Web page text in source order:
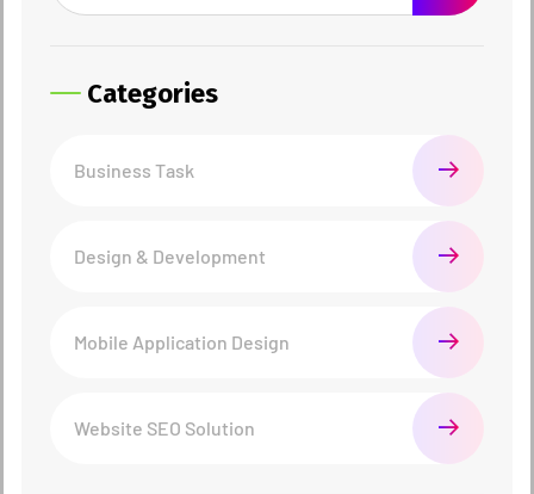
Categories
Business Task
Design & Development
Mobile Application Design
Website SEO Solution